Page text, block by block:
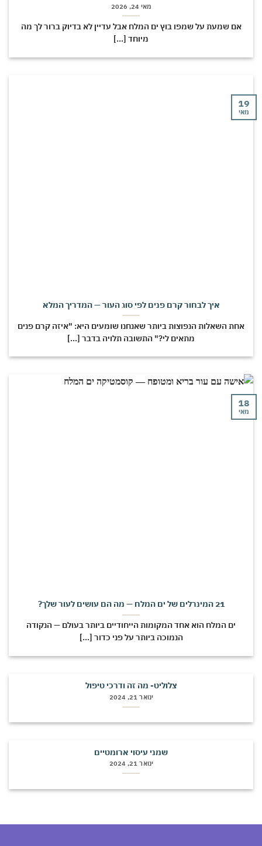
מאי 24, 2026
אם שמעת על שמפו בוץ ים המלח אבל עדיין לא בדיוק ברור לך מה
מיוחד [...]
איך לבחור קרם פנים לפי סוג העור — המדריך המלא
אחת השאלות הנפוצות ביותר שאנחנו שומעים היא: "איזה קרם פנים
מתאים לי?" התשובה תלויה בדבר [...]
19
מאי
21 המינרלים של ים המלח — מה הם עושים לעור שלך?
ים המלח הוא אחד המקומות הייחודיים ביותר בעולם — הנקודה
הנמוכה ביותר על פני כדור [...]
18
מאי
צלוליט- מה זה ודרכי טיפול
ינואר 21, 2024
שמני עיסוי ארומטיים
ינואר 21, 2024